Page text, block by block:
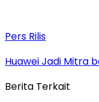
Pers Rilis
Huawei Jadi Mitra
Berita Terkait